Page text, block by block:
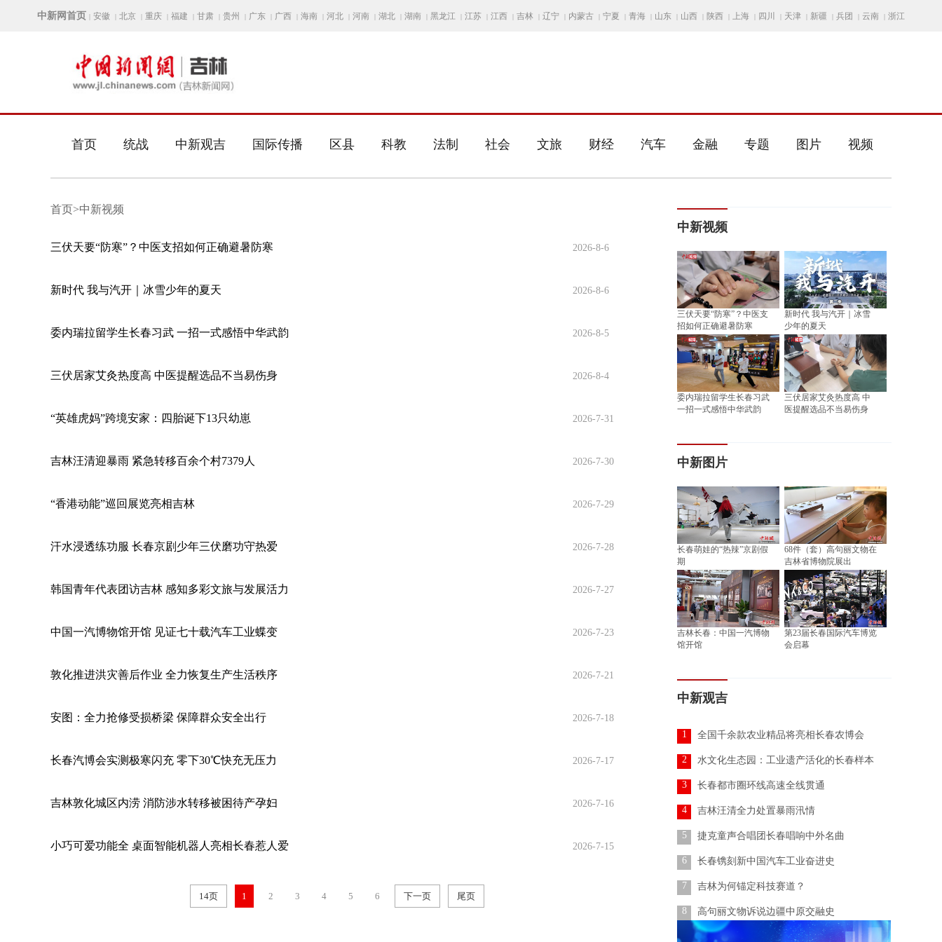
中新网首页 | 安徽 | 北京 | 重庆 | 福建 | 甘肃 | 贵州 | 广东 | 广西 | 海南 | 河北 | 河南 | 湖北 | 湖南 | 黑龙江 | 江苏 | 江西 | 吉林 | 辽宁 | 内蒙古 | 宁夏 | 青海 | 山东 | 山西 | 陕西 | 上海 | 四川 | 天津 | 新疆 | 兵团 | 云南 | 浙江
首页 统战 中新观吉 国际传播 区县 科教 法制 社会 文旅 财经 汽车 金融 专题 图片 视频
首页>中新视频
三伏天要“防寒”？中医支招如何正确避暑防寒 2026-8-6
新时代 我与汽开｜冰雪少年的夏天 2026-8-6
委内瑞拉留学生长春习武 一招一式感悟中华武韵 2026-8-5
三伏居家艾灸热度高 中医提醒选品不当易伤身 2026-8-4
“英雄虎妈”跨境安家：四胎诞下13只幼崽 2026-7-31
吉林汪清迎暴雨 紧急转移百余个村7379人 2026-7-30
“香港动能”巡回展览亮相吉林 2026-7-29
汗水浸透练功服 长春京剧少年三伏磨功守热爱 2026-7-28
韩国青年代表团访吉林 感知多彩文旅与发展活力 2026-7-27
中国一汽博物馆开馆 见证七十载汽车工业蝶变 2026-7-23
敦化推进洪灾善后作业 全力恢复生产生活秩序 2026-7-21
安图：全力抢修受损桥梁 保障群众安全出行 2026-7-18
长春汽博会实测极寒闪充 零下30℃快充无压力 2026-7-17
吉林敦化城区内涝 消防涉水转移被困待产孕妇 2026-7-16
小巧可爱功能全 桌面智能机器人亮相长春惹人爱 2026-7-15
14页 1 2 3 4 5 6 下一页 尾页
中新视频
三伏天要“防寒”？中医支
招如何正确避暑防寒
新时代 我与汽开｜冰雪
少年的夏天
委内瑞拉留学生长春习武
一招一式感悟中华武韵
三伏居家艾灸热度高 中
医提醒选品不当易伤身
中新图片
长春萌娃的“热辣”京剧假
期
68件（套）高句丽文物在
吉林省博物院展出
吉林长春：中国一汽博物
馆开馆
第23届长春国际汽车博览
会启幕
中新观吉
1 全国千余款农业精品将亮相长春农博会
2 水文化生态园：工业遗产活化的长春样本
3 长春都市圈环线高速全线贯通
4 吉林汪清全力处置暴雨汛情
5 捷克童声合唱团长春唱响中外名曲
6 长春镌刻新中国汽车工业奋进史
7 吉林为何锚定科技赛道？
8 高句丽文物诉说边疆中原交融史